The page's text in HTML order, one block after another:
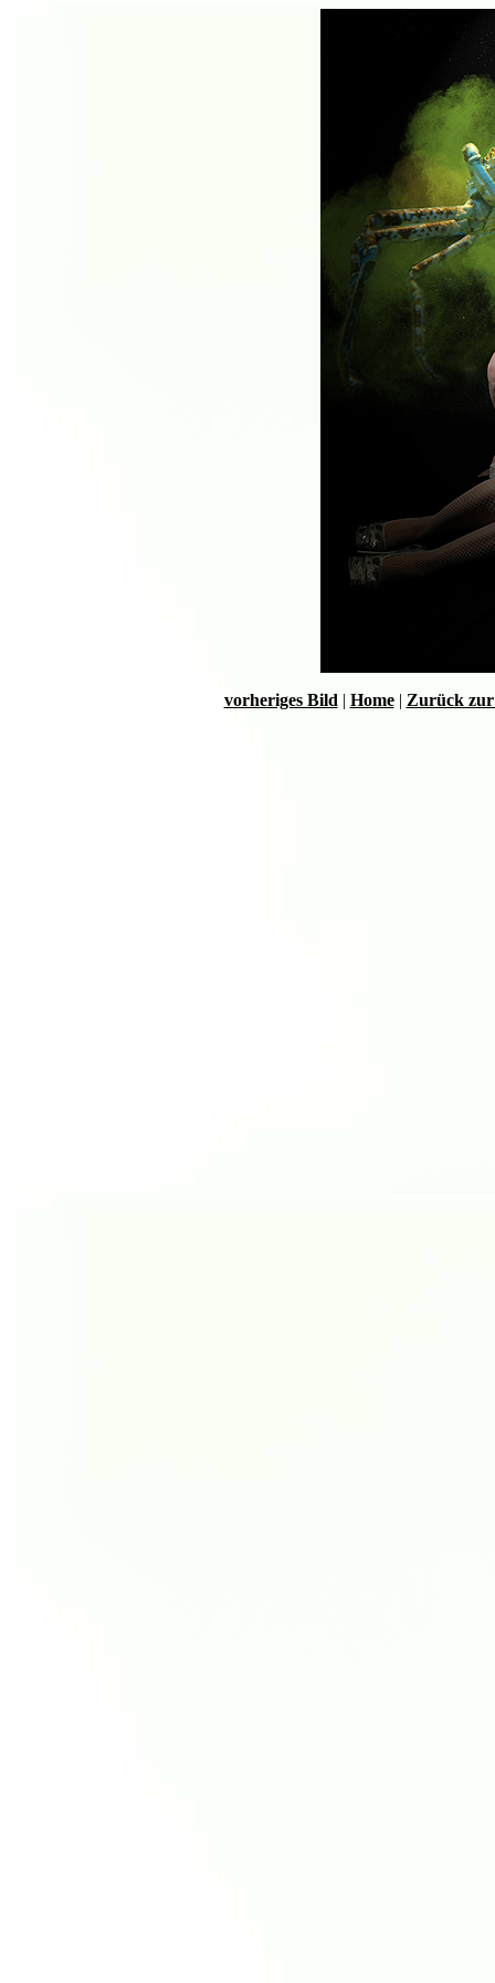
vorheriges Bild | Home | Zurück